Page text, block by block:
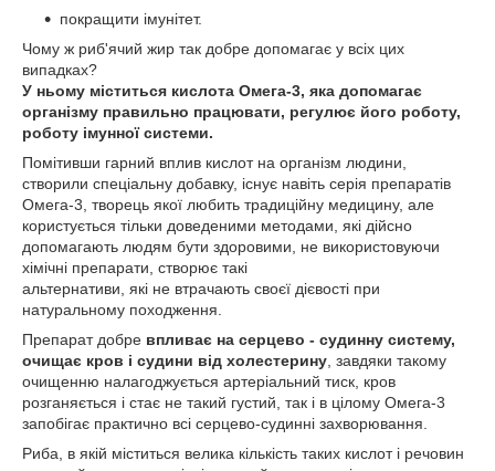
покращити імунітет.
Чому ж риб'ячий жир так добре допомагає у всіх цих
випадках?
У ньому міститься кислота Омега-3, яка допомагає
організму правильно працювати, регулює його роботу,
роботу імунної системи.
Помітивши гарний вплив кислот на організм людини,
створили спеціальну добавку, існує навіть серія препаратів
Омега-3, творець якої любить традиційну медицину, але
користується тільки доведеними методами, які дійсно
допомагають людям бути здоровими, не використовуючи
хімічні препарати, створює такі
альтернативи, які не втрачають своєї дієвості при
натуральному походження.
Препарат добре впливає на серцево - судинну систему,
очищає кров і судини від холестерину , завдяки такому
очищенню налагоджується артеріальний тиск, кров
розганяється і стає не такий густий, так і в цілому Омега-3
запобігає практично всі серцево-судинні захворювання.
Риба, в якій міститься велика кількість таких кислот і речовин